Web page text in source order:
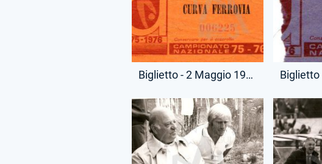
Biglietto - 2 Maggio 1976 - Campionato Serie A - Fiorentina-Lazio